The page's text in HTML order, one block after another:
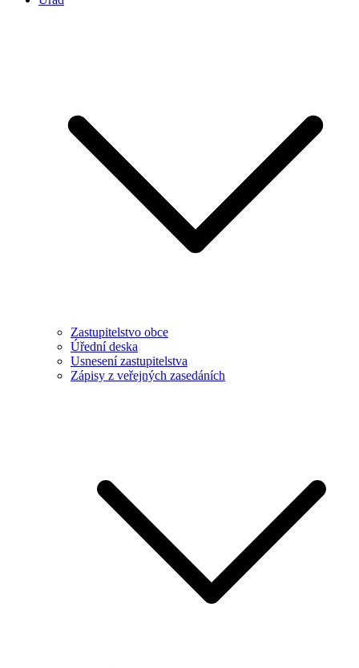
Zastupitelstvo obce
Úřední deska
Usnesení zastupitelstva
Zápisy z veřejných zasedáních